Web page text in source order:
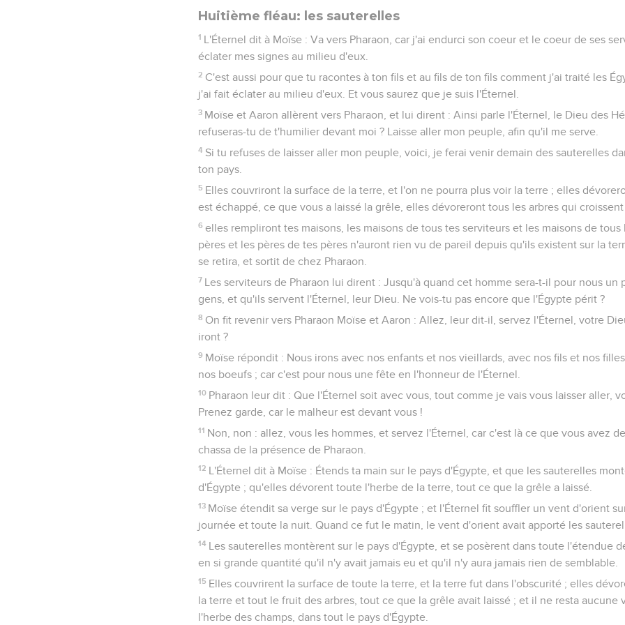
Huitième fléau: les sauterelles
1 L'Éternel dit à Moïse : Va vers Pharaon, car j'ai endurci son coeur et le coeur de ses
éclater mes signes au milieu d'eux.
2 C'est aussi pour que tu racontes à ton fils et au fils de ton fils comment j'ai traité les
j'ai fait éclater au milieu d'eux. Et vous saurez que je suis l'Éternel.
3 Moïse et Aaron allèrent vers Pharaon, et lui dirent : Ainsi parle l'Éternel, le Dieu des
refuseras-tu de t'humilier devant moi ? Laisse aller mon peuple, afin qu'il me serve.
4 Si tu refuses de laisser aller mon peuple, voici, je ferai venir demain des sauterelles
ton pays.
5 Elles couvriront la surface de la terre, et l'on ne pourra plus voir la terre ; elles
est échappé, ce que vous a laissé la grêle, elles dévoreront tous les arbres qui
6 elles rempliront tes maisons, les maisons de tous tes serviteurs et les maisons de tous
pères et les pères de tes pères n'auront rien vu de pareil depuis qu'ils existent sur la
se retira, et sortit de chez Pharaon.
7 Les serviteurs de Pharaon lui dirent : Jusqu'à quand cet homme sera-t-il pour nous un
gens, et qu'ils servent l'Éternel, leur Dieu. Ne vois-tu pas encore que l'Égypte périt ?
8 On fit revenir vers Pharaon Moïse et Aaron : Allez, leur dit-il, servez l'Éternel, votre
iront ?
9 Moïse répondit : Nous irons avec nos enfants et nos vieillards, avec nos fils et nos
nos boeufs ; car c'est pour nous une fête en l'honneur de l'Éternel.
10 Pharaon leur dit : Que l'Éternel soit avec vous, tout comme je vais vous laisser aller,
Prenez garde, car le malheur est devant vous !
11 Non, non : allez, vous les hommes, et servez l'Éternel, car c'est là ce que vous avez
chassa de la présence de Pharaon.
12 L'Éternel dit à Moïse : Étends ta main sur le pays d'Égypte, et que les sauterelles
d'Égypte ; qu'elles dévorent toute l'herbe de la terre, tout ce que la grêle a laissé.
13 Moïse étendit sa verge sur le pays d'Égypte ; et l'Éternel fit souffler un vent d'orient
journée et toute la nuit. Quand ce fut le matin, le vent d'orient avait apporté les
14 Les sauterelles montèrent sur le pays d'Égypte, et se posèrent dans toute l'étendue
en si grande quantité qu'il n'y avait jamais eu et qu'il n'y aura jamais rien de semblable.
15 Elles couvrirent la surface de toute la terre, et la terre fut dans l'obscurité ; elles
la terre et tout le fruit des arbres, tout ce que la grêle avait laissé ; et il ne resta aucune
l'herbe des champs, dans tout le pays d'Égypte.